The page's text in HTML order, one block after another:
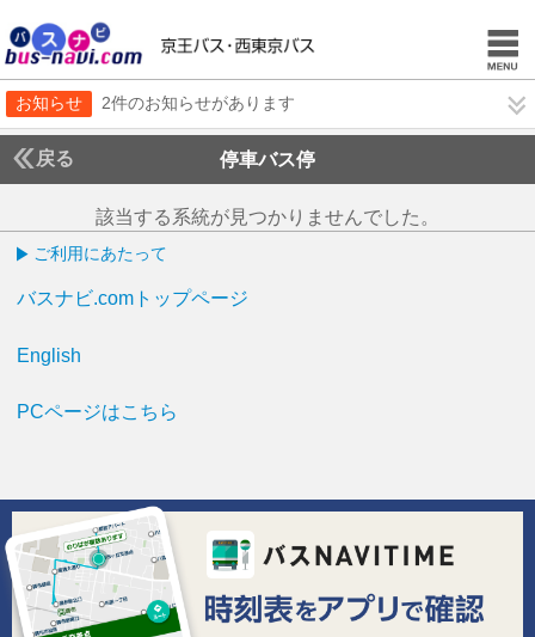
お知らせ 2件のお知らせがあります
戻る 停車バス停
該当する系統が見つかりませんでした。
ご利用にあたって
バスナビ.comトップページ
English
PCページはこちら